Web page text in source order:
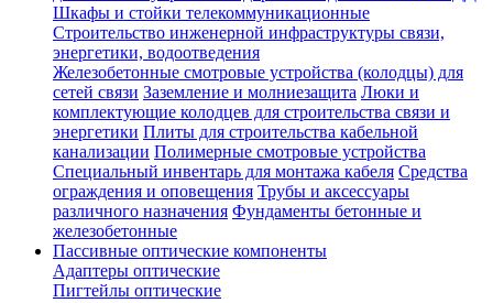
Шкафы и стойки телекоммуникационные
Строительство инженерной инфраструктуры связи,
энергетики, водоотведения
Железобетонные смотровые устройства (колодцы) для
сетей связи Заземление и молниезащита Люки и
комплектующие колодцев для строительства связи и
энергетики Плиты для строительства кабельной
канализации Полимерные смотровые устройства
Специальный инвентарь для монтажа кабеля Средства
ограждения и оповещения Трубы и аксессуары
различного назначения Фундаменты бетонные и
железобетонные
Пассивные оптические компоненты
Адаптеры оптические
Пигтейлы оптические